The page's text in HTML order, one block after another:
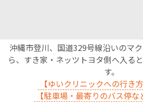
沖縄市登川、国道329号線沿いのマ
ら、すき家・ネッツトヨタ側へ入る
す。
【ゆいクリニックへの行き
【駐車場・最寄りのバス停な